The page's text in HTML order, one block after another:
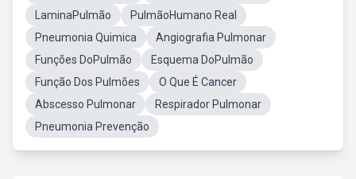
LaminaPulmão
PulmãoHumano Real
Pneumonia Quimica
Angiografia Pulmonar
Funções DoPulmão
Esquema DoPulmão
Função Dos Pulmões
O Que É Cancer
Abscesso Pulmonar
Respirador Pulmonar
Pneumonia Prevenção